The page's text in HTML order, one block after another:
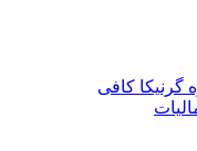
گرنیکا کافی